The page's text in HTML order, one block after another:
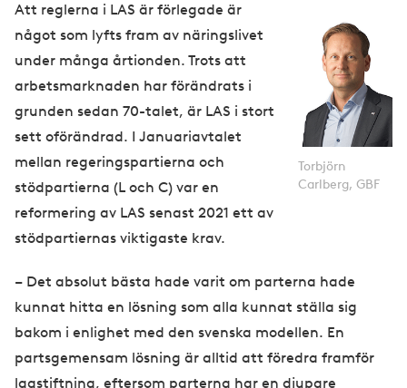
Torbjörn
Carlberg, GBF
Att reglerna i LAS är förlegade är
något som lyfts fram av näringslivet
under många årtionden. Trots att
arbetsmarknaden har förändrats i
grunden sedan 70-talet, är LAS i stort
sett oförändrad. I Januariavtalet
mellan regeringspartierna och
stödpartierna (L och C) var en
reformering av LAS senast 2021 ett av
stödpartiernas viktigaste krav.
– Det absolut bästa hade varit om parterna hade
kunnat hitta en lösning som alla kunnat ställa sig
bakom i enlighet med den svenska modellen. En
partsgemensam lösning är alltid att föredra framför
lagstiftning, eftersom parterna har en djupare